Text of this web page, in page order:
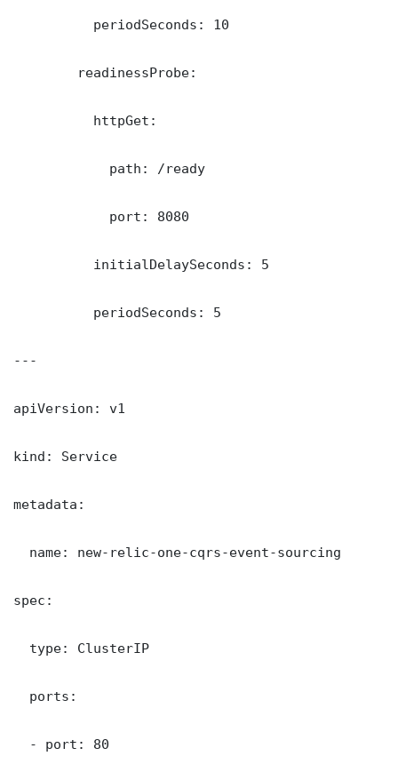
          periodSeconds: 10
        readinessProbe:
          httpGet:
            path: /ready
            port: 8080
          initialDelaySeconds: 5
          periodSeconds: 5
---
apiVersion: v1
kind: Service
metadata:
  name: new-relic-one-cqrs-event-sourcing
spec:
  type: ClusterIP
  ports:
  - port: 80